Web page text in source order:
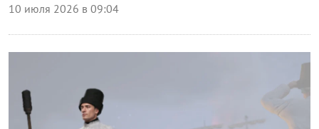
10 июля 2026 в 09:04